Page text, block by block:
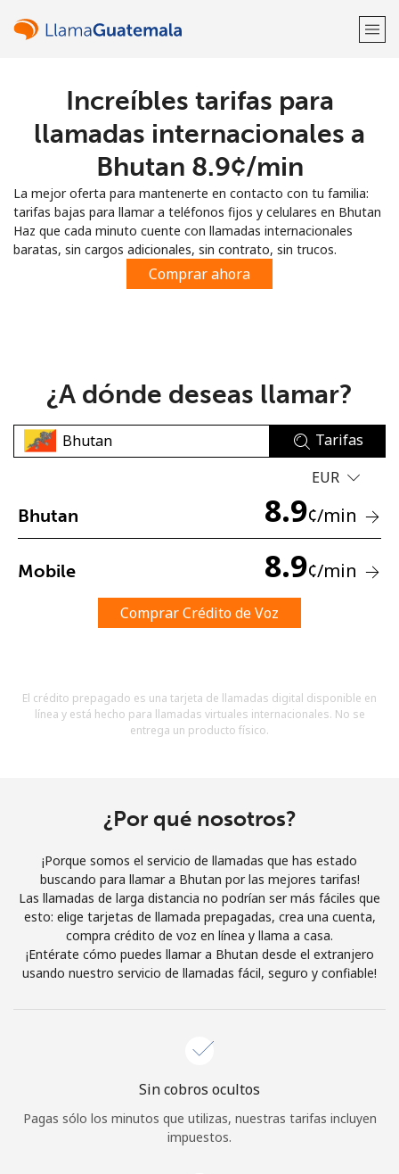
¡Bienvenido!
Regístrate con
No se ha creado una contraseña
Mínimo 8 caracteres
Un caracter especial
Al abrir una cuenta en este sitio web, estoy de acuerdo con
Términos y condiciones.
Únete
¡Hola!
Increíbles tarifas para
llamadas internacionales a
Bhutan ⁦8.9¢⁩/min
La mejor oferta para mantenerte en contacto con tu familia:
tarifas bajas para llamar a teléfonos fijos y celulares en Bhutan
Haz que cada minuto cuente con llamadas internacionales
baratas, sin cargos adicionales, sin contrato, sin trucos.
Comprar ahora
¿A dónde deseas llamar?
Tarifas
EUR
Bhutan 8.9¢/min
Mobile 8.9¢/min
Comprar Crédito de Voz
El crédito prepagado es una tarjeta de llamadas digital disponible en
línea y está hecho para llamadas virtuales internacionales. No se
entrega un producto físico.
¿Por qué nosotros?
¡Porque somos el servicio de llamadas que has estado
buscando para llamar a Bhutan por las mejores tarifas!
Las llamadas de larga distancia no podrían ser más fáciles que
esto: elige tarjetas de llamada prepagadas, crea una cuenta,
compra crédito de voz en línea y llama a casa.
¡Entérate cómo puedes llamar a Bhutan desde el extranjero
usando nuestro servicio de llamadas fácil, seguro y confiable!
Sin cobros ocultos
Pagas sólo los minutos que utilizas, nuestras tarifas incluyen
impuestos.